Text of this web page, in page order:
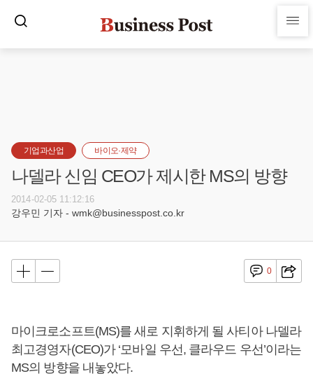
기업과산업 바이오·제약
나델라 신임 CEO가 제시한 MS의 방향
2014-02-05 11:12:16
강우민 기자 - wmk@businesspost.co.kr
0
마이크로소프트(MS)를 새로 지휘하게 될 사티아 나델라
최고경영자(CEO)가 ‘모바일 우선, 클라우드 우선’이라는
MS의 방향을 내놓았다.